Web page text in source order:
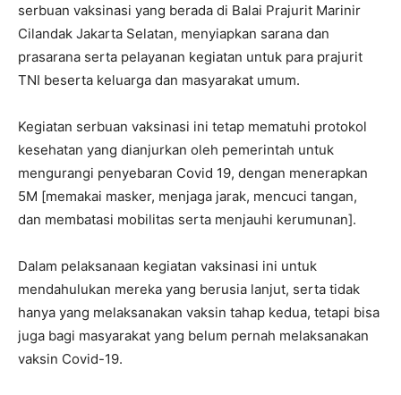
serbuan vaksinasi yang berada di Balai Prajurit Marinir
Cilandak Jakarta Selatan, menyiapkan sarana dan
prasarana serta pelayanan kegiatan untuk para prajurit
TNI beserta keluarga dan masyarakat umum.
Kegiatan serbuan vaksinasi ini tetap mematuhi protokol
kesehatan yang dianjurkan oleh pemerintah untuk
mengurangi penyebaran Covid 19, dengan menerapkan
5M [memakai masker, menjaga jarak, mencuci tangan,
dan membatasi mobilitas serta menjauhi kerumunan].
Dalam pelaksanaan kegiatan vaksinasi ini untuk
mendahulukan mereka yang berusia lanjut, serta tidak
hanya yang melaksanakan vaksin tahap kedua, tetapi bisa
juga bagi masyarakat yang belum pernah melaksanakan
vaksin Covid-19.